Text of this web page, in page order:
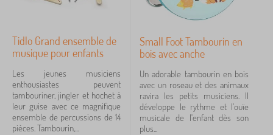
Tidlo Grand ensemble de
musique pour enfants
Les jeunes musiciens
enthousiastes peuvent
tambouriner, jingler et hochet à
leur guise avec ce magnifique
ensemble de percussions de 14
pièces. Tambourin,...
Small Foot Tambourin en
bois avec anche
Un adorable tambourin en bois
avec un roseau et des animaux
ravira les petits musiciens. Il
développe le rythme et l'ouïe
musicale de l'enfant dès son
plus...